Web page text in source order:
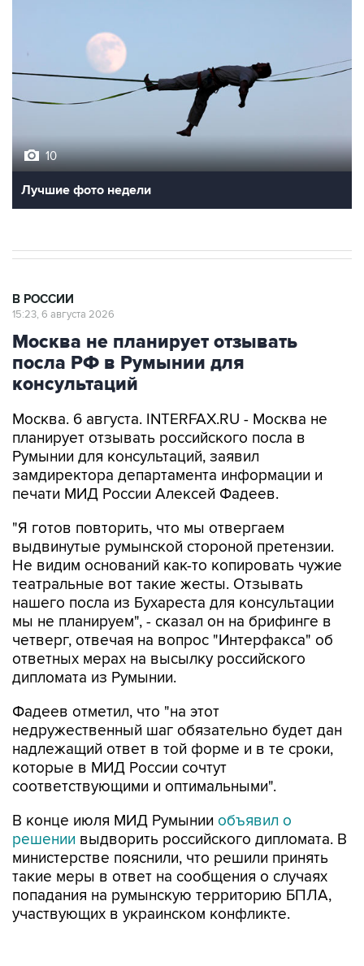
10
Лучшие фото недели
В РОССИИ
15:23, 6 августа 2026
Москва не планирует отзывать
посла РФ в Румынии для
консультаций
Москва. 6 августа. INTERFAX.RU - Москва не
планирует отзывать российского посла в
Румынии для консультаций, заявил
замдиректора департамента информации и
печати МИД России Алексей Фадеев.
"Я готов повторить, что мы отвергаем
выдвинутые румынской стороной претензии.
Не видим оснований как-то копировать чужие
театральные вот такие жесты. Отзывать
нашего посла из Бухареста для консультации
мы не планируем", - сказал он на брифинге в
четверг, отвечая на вопрос "Интерфакса" об
ответных мерах на высылку российского
дипломата из Румынии.
Фадеев отметил, что "на этот
недружественный шаг обязательно будет дан
надлежащий ответ в той форме и в те сроки,
которые в МИД России сочтут
соответствующими и оптимальными".
В конце июля МИД Румынии объявил о
решении выдворить российского дипломата. В
министерстве пояснили, что решили принять
такие меры в ответ на сообщения о случаях
попадания на румынскую территорию БПЛА,
участвующих в украинском конфликте.